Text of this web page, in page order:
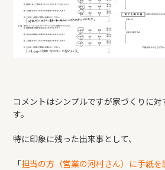
コメントはシンプルですが家づくりに
す。
特に印象に残った出来事として、
「担当の方（営業の河村さん）に手紙